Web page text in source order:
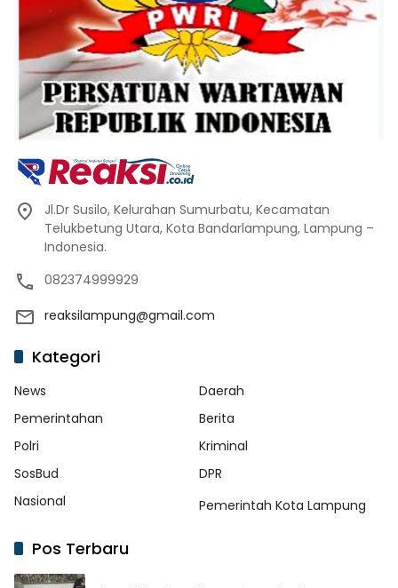
Jl.Dr Susilo, Kelurahan Sumurbatu, Kecamatan
Telukbetung Utara, Kota Bandarlampung, Lampung –
Indonesia.
082374999929
reaksilampung@gmail.com
Kategori
News
Daerah
Pemerintahan
Berita
Polri
Kriminal
SosBud
DPR
Nasional
Pemerintah Kota Lampung
Pos Terbaru